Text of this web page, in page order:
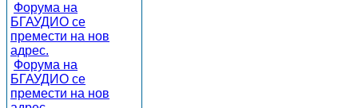
Форума на
БГАУДИО се
премести на нов
адрес.
Форума на
БГАУДИО се
премести на нов